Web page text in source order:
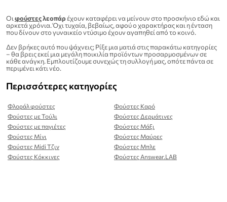
Οιφούστεςλεοπάρέχουν καταφέρει να μείνουν στο προσκήνιο εδώ και
αρκετά χρόνια. Όχι τυχαία, βεβαίως, αφού ο χαρακτήρας και η ένταση
που δίνουν στο γυναικείο ντύσιμο έχουν αγαπηθεί από το κοινό.
Δεν βρήκες αυτό που ψάχνεις; Ρίξε μια ματιά στις παρακάτω κατηγορίες
– θα βρεις εκεί μια μεγάλη ποικιλία προϊόντων προσαρμοσμένων σε
κάθε ανάγκη. Εμπλουτίζουμε συνεχώς τη συλλογή μας, οπότε πάντα σε
περιμένει κάτι νέο.
Περισσότερες κατηγορίες
Φλοράλ φούστες
Φούστες Καρό
Φούστες με Τούλι
Φούστες Δερμάτινες
Φούστες με παγιέτες
Φούστες Μάξι
Φούστες Μίνι
Φούστες Μαύρες
Φούστες Midi Τζιν
Φούστες Μπλε
Φούστες Κόκκινες
Φούστες Answear.LAB